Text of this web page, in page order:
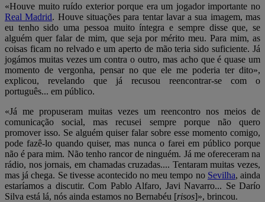
«Houve muito ruído exterior porque era um jogador importante no
Real Madrid. Houve situações para tentar lavar a sua imagem, mas
eu tenho sido uma pessoa muito íntegra e sempre disse que, se
alguém quer falar de mim, que seja por mérito meu. Para mim, as
coisas ficam no relvado e um aperto de mão teria sido suficiente. Já
jogámos muitas vezes um contra o outro, mas acho que é quase um
momento de vergonha, pensar no que ele me poderia ter dito»,
explicou, revelando que já recusou reencontrar-se com o
português... em público.
«Já me propuseram muitas vezes um reencontro nos meios de
comunicação social, mas recusei sempre porque não quero
promover isso. Se alguém quiser falar sobre esse momento comigo,
pode fazê-lo quando quiser, mas nunca o farei em público porque
não é para mim. Não tenho rancor de ninguém. Já me ofereceram na
rádio, nos jornais, em chamadas cruzadas.... Tentaram muitas vezes,
mas já chega. Se tivesse acontecido no meu tempo no Sevilha, ainda
estaríamos a discutir. Com Pablo Alfaro, Javi Navarro... Se Darío
Silva está lá, nós ainda estamos no Bernabéu [risos]», brincou.